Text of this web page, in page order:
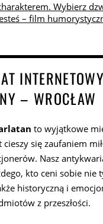
Wybierz
– film
– WROCŁAW
to wyjątkowe
się zaufaniem
Nasz
kto ceni sobie nie
historyczną i
z przeszłości.